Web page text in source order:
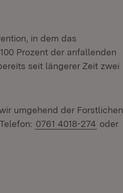
in dem das
Prozent der anfallenden
seit längerer Zeit zwei
umgehend der Forstlichen
0761 4018-274 oder